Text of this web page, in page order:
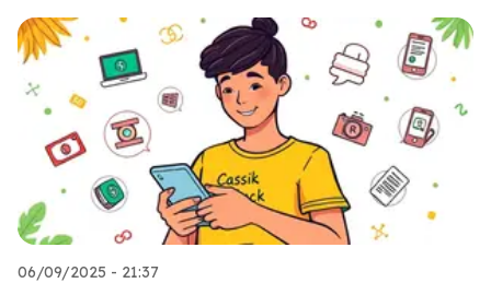
06/09/2025 - 21:37